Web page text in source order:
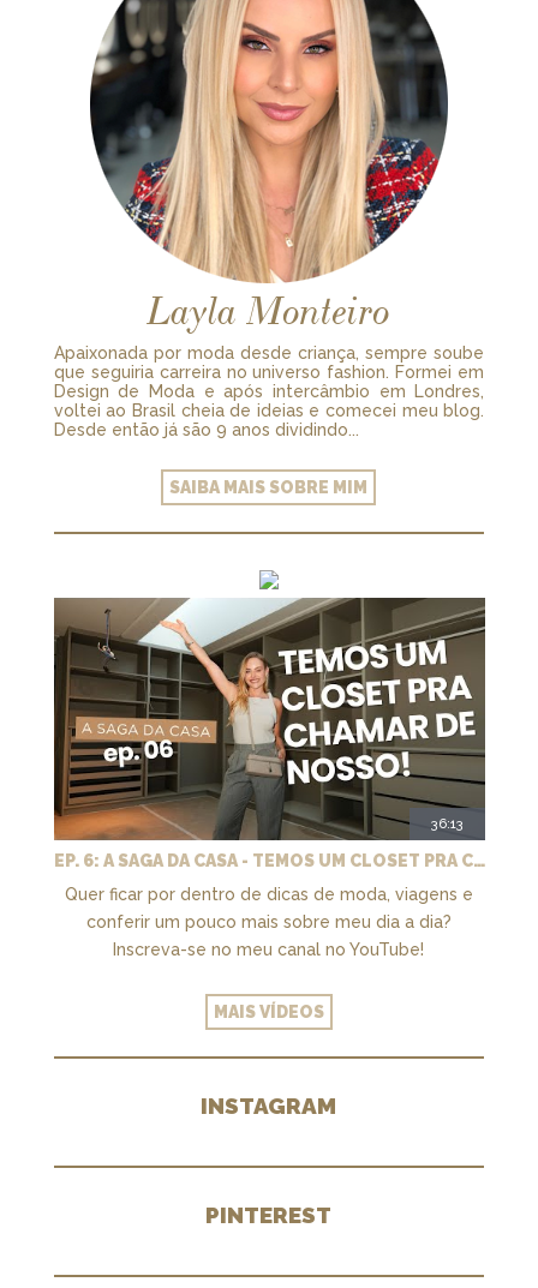
Layla Monteiro
Apaixonada por moda desde criança, sempre soube
que seguiria carreira no universo fashion. Formei em
Design de Moda e após intercâmbio em Londres,
voltei ao Brasil cheia de ideias e comecei meu blog.
Desde então já são 9 anos dividindo...
SAIBA MAIS SOBRE MIM
36:13
EP. 6: A SAGA DA CASA - TEMOS UM CLOSET PRA CHAMAR DE NOSSO + MARCENARIA E PAISAGISMO
Quer ficar por dentro de dicas de moda, viagens e
conferir um pouco mais sobre meu dia a dia?
Inscreva-se no meu canal no YouTube!
MAIS VÍDEOS
INSTAGRAM
PINTEREST